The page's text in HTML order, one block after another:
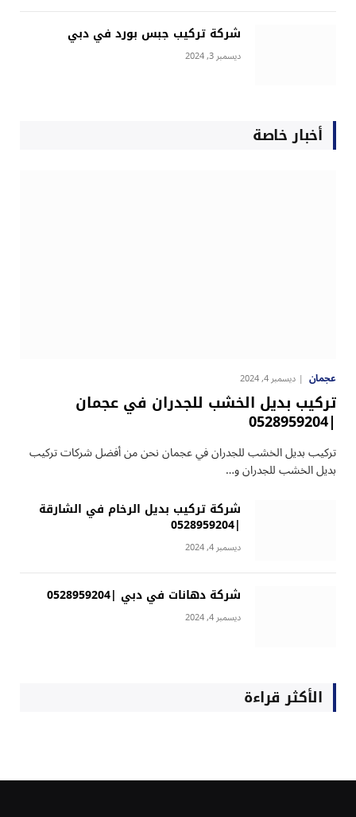
شركة تركيب جبس بورد في دبي
ديسمبر 3, 2024
أخبار خاصة
عجمان ديسمبر 4, 2024
تركيب بديل الخشب للجدران في عجمان
|0528959204
تركيب بديل الخشب للجدران في عجمان نحن من أفضل شركات تركيب
بديل الخشب للجدران و…
شركة تركيب بديل الرخام في الشارقة
|0528959204
ديسمبر 4, 2024
شركة دهانات في دبي |0528959204
ديسمبر 4, 2024
الأكثر قراءة